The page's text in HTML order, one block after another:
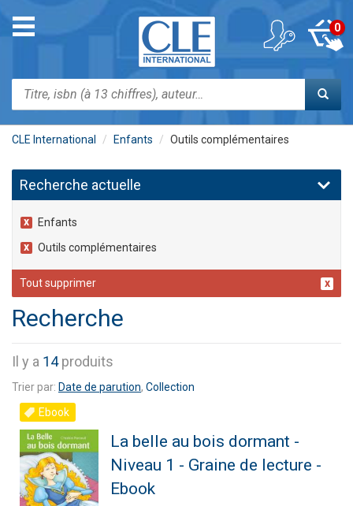
contenu
Toggle
navigation
Rechercher
0
CLE International Enfants Outils complémentaires
Recherche actuelle
Enfants
Outils complémentaires
Tout supprimer
Recherche
Il y a 14produits
Trier par: Date de parution, Collection
Ebook
La belle au bois dormant -
Niveau 1 - Graine de lecture -
Ebook